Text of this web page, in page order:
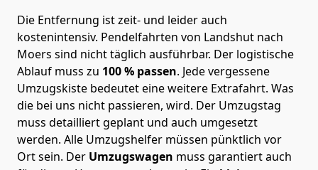
Die Entfernung ist zeit- und leider auch
kostenintensiv. Pendelfahrten von Landshut nach
Moers sind nicht täglich ausführbar. Der logistische
Ablauf muss zu 100 % passen. Jede vergessene
Umzugskiste bedeutet eine weitere Extrafahrt. Was
die bei uns nicht passieren, wird. Der Umzugstag
muss detailliert geplant und auch umgesetzt
werden. Alle Umzugshelfer müssen pünktlich vor
Ort sein. Der Umzugswagen muss garantiert auch